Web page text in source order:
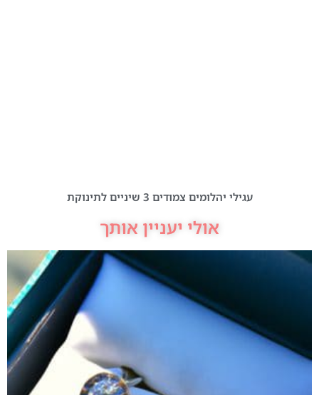
עגילי יהלומים צמודים 3 שיניים לתינוקת
אולי יעניין אותך